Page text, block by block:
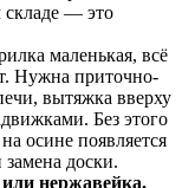
складе — это
маленькая, всё
Нужна приточно-
вытяжка вверху
Без этого
осине появляется
доски.
нержавейка.